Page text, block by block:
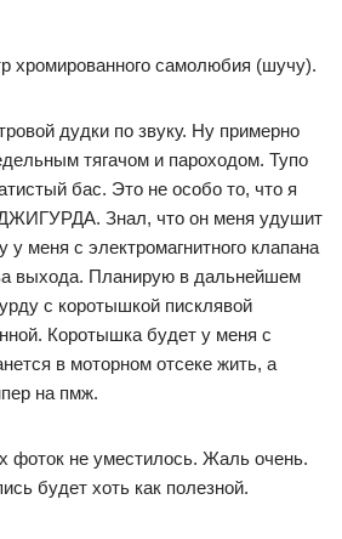
хромированного самолюбия (шучу).
дудки по звуку. Ну примерно
тягачом и пароходом. Тупо
бас. Это не особо то, что я
Знал, что он меня удушит
меня с электромагнитного клапана
выхода. Планирую в дальнейшем
с коротышкой писклявой
Коротышка будет у меня с
в моторном отсеке жить, а
на пмж.
фоток не уместилось. Жаль очень.
будет хоть как полезной.